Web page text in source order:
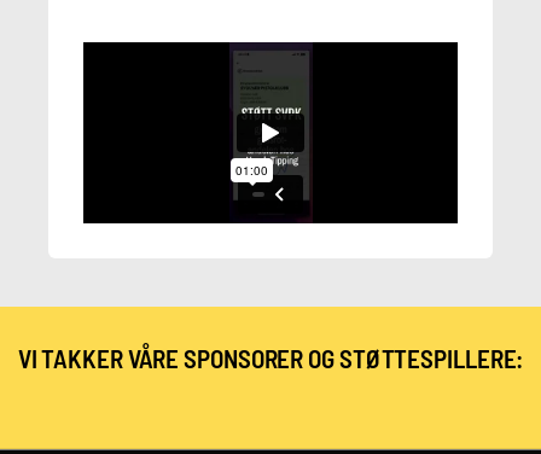
VI TAKKER VÅRE SPONSORER OG STØTTESPILLERE: